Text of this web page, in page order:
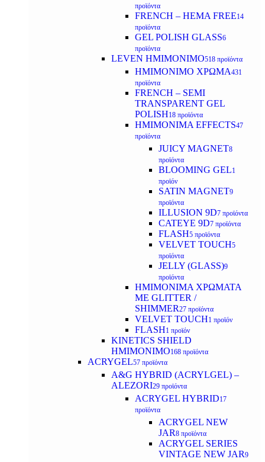
προϊόντα
FRENCH – HEMA FREE14
προϊόντα
GEL POLISH GLASS6
προϊόντα
LEVEN ΗΜΙΜΟΝΙΜΟ518 προϊόντα
ΗΜΙΜΟΝΙΜΟ ΧΡΩΜΑ431
προϊόντα
FRENCH – SEMI
TRANSPARENT GEL
POLISH18 προϊόντα
HMIMONIMA EFFECTS47
προϊόντα
JUICY MAGNET8
προϊόντα
BLOOMING GEL1
προϊόν
SATIN MAGNET9
προϊόντα
ILLUSION 9D7 προϊόντα
CATEYE 9D7 προϊόντα
FLASH5 προϊόντα
VELVET TOUCH5
προϊόντα
JELLY (GLASS)9
προϊόντα
ΗΜΙΜΟΝΙΜA ΧΡΩΜΑΤΑ
ΜΕ GLITTER /
SHIMMER27 προϊόντα
VELVET TOUCH1 προϊόν
FLASH1 προϊόν
KINETICS SHIELD
ΗΜΙΜΟΝΙΜΟ168 προϊόντα
ACRYGEL57 προϊόντα
A&G HYBRID (ACRYLGEL) –
ALEZORI29 προϊόντα
ACRYGEL HYBRID17
προϊόντα
ACRYGEL NEW
JAR8 προϊόντα
ACRYGEL SERIES
VINTAGE NEW JAR9